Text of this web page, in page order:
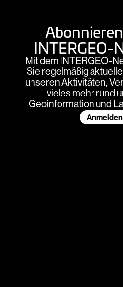
INTERGEO-
Mit dem INTERGEO-
Sie regelmäßig
unseren Aktivitäten,
vieles mehr rund
Geoinformation und
Anmelden